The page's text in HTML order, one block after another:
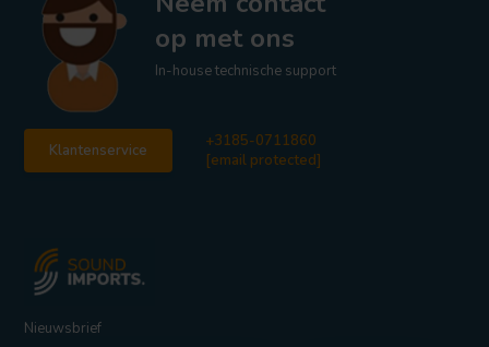
op met ons
In-house technische support
Klantenservice
+3185-0711860
[email protected]
Nieuwsbrief